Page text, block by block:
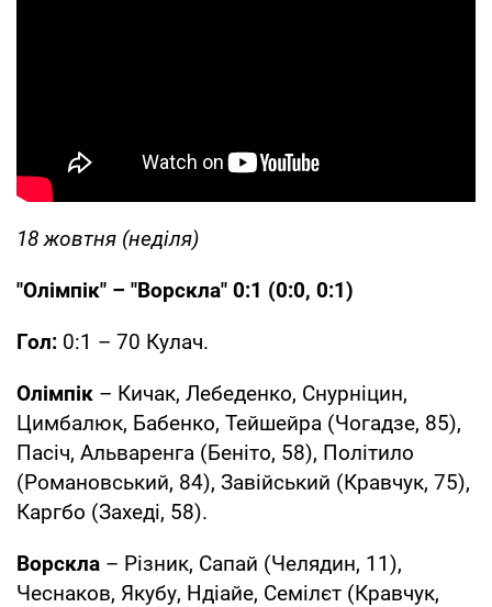
18 жовтня (неділя)
"Олімпік" – "Ворскла" 0:1 (0:0, 0:1)
Гол: 0:1 – 70 Кулач.
Олімпік – Кичак, Лебеденко, Снурніцин,
Цимбалюк, Бабенко, Тейшейра (Чогадзе, 85),
Пасіч, Альваренга (Беніто, 58), Політило
(Романовський, 84), Завійський (Кравчук, 75),
Каргбо (Захеді, 58).
Ворскла – Різник, Сапай (Челядин, 11),
Чеснаков, Якубу, Ндіайе, Семілєт (Кравчук,